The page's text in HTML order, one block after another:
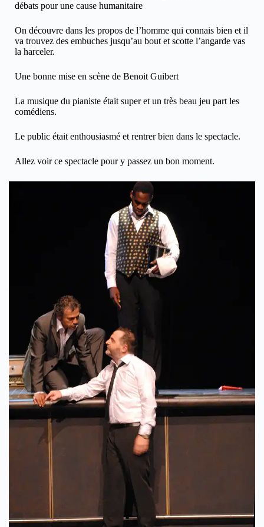
débats pour une cause humanitaire
On découvre dans les propos de l’homme qui connais bien et il
va trouvez des embuches jusqu’au bout et scotte l’angarde vas
la harceler.
Une bonne mise en scène de Benoit Guibert
La musique du pianiste était super et un très beau jeu part les
comédiens.
Le public était enthousiasmé et rentrer bien dans le spectacle.
Allez voir ce spectacle pour y passez un bon moment.